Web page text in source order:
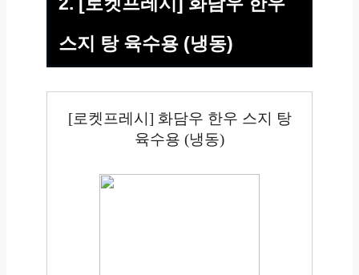
스지 탕 육수용 (냉동)
[로켓프레시] 화담우 한우 스지 탕
육수용 (냉동)